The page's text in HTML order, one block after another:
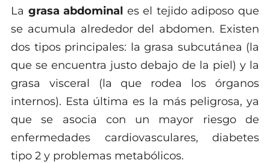
La grasa abdominal es el tejido adiposo que
se acumula alrededor del abdomen. Existen
dos tipos principales: la grasa subcutánea (la
que se encuentra justo debajo de la piel) y la
grasa visceral (la que rodea los órganos
internos). Esta última es la más peligrosa, ya
que se asocia con un mayor riesgo de
enfermedades cardiovasculares, diabetes
tipo 2 y problemas metabólicos.